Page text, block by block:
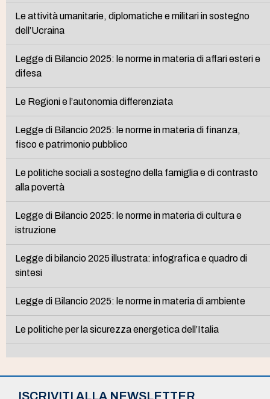
Le attività umanitarie, diplomatiche e militari in sostegno
dell’Ucraina
Legge di Bilancio 2025: le norme in materia di affari esteri e
difesa
Le Regioni e l’autonomia differenziata
Legge di Bilancio 2025: le norme in materia di finanza,
fisco e patrimonio pubblico
Le politiche sociali a sostegno della famiglia e di contrasto
alla povertà
Legge di Bilancio 2025: le norme in materia di cultura e
istruzione
Legge di bilancio 2025 illustrata: infografica e quadro di
sintesi
Legge di Bilancio 2025: le norme in materia di ambiente
Le politiche per la sicurezza energetica dell’Italia
ISCRIVITI ALLA NEWSLETTER